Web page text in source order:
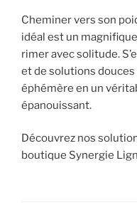
Cheminer vers son
idéal est un
rimer avec solitude.
et de solutions
éphémère en un
épanouissant.
Découvrez nos
boutique Synergie